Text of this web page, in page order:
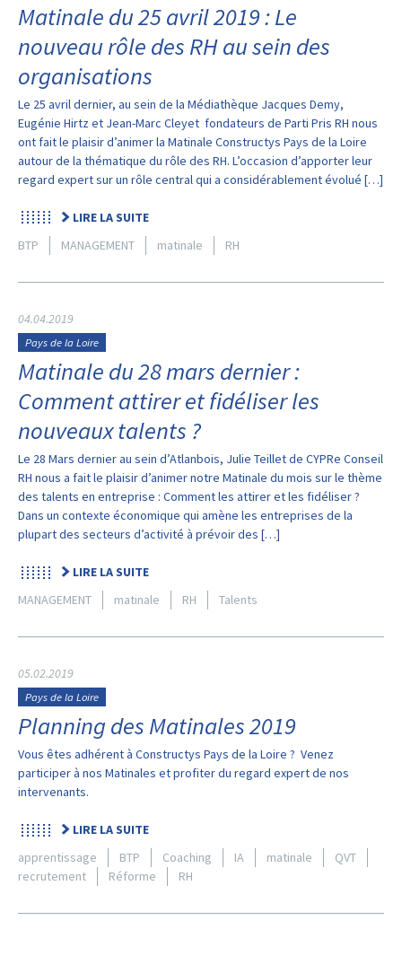
Matinale du 25 avril 2019 : Le
nouveau rôle des RH au sein des
organisations
Le 25 avril dernier, au sein de la Médiathèque Jacques Demy,
Eugénie Hirtz et Jean-Marc Cleyet fondateurs de Parti Pris RH nous
ont fait le plaisir d’animer la Matinale Constructys Pays de la Loire
autour de la thématique du rôle des RH. L’occasion d’apporter leur
regard expert sur un rôle central qui a considérablement évolué […]
LIRE LA SUITE
BTP
MANAGEMENT matinale RH
04.04.2019
Pays de la Loire
Matinale du 28 mars dernier :
Comment attirer et fidéliser les
nouveaux talents ?
Le 28 Mars dernier au sein d’Atlanbois, Julie Teillet de CYPRe Conseil
RH nous a fait le plaisir d’animer notre Matinale du mois sur le thème
des talents en entreprise : Comment les attirer et les fidéliser ?
Dans un contexte économique qui amène les entreprises de la
plupart des secteurs d’activité à prévoir des […]
LIRE LA SUITE
MANAGEMENT
matinale RH Talents
05.02.2019
Pays de la Loire
Planning des Matinales 2019
Vous êtes adhérent à Constructys Pays de la Loire ? Venez
participer à nos Matinales et profiter du regard expert de nos
intervenants.
LIRE LA SUITE
apprentissage
BTP Coaching IA matinale
QVT
recrutement
Réforme RH